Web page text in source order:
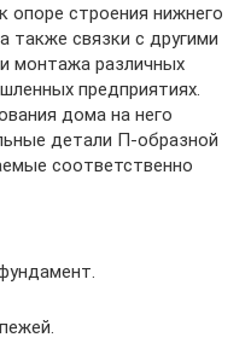
опоре строения нижнего
также связки с другими
монтажа различных
предприятиях.
дома на него
детали П-образной
соответственно